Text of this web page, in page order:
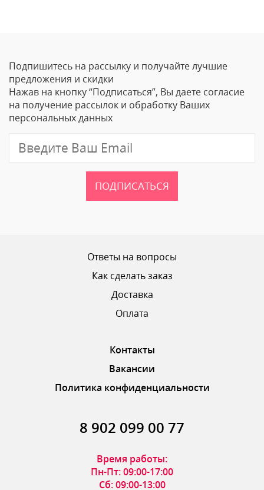
Ваше Имя
Email
ОТПРАВИТЬ ОТЗЫВ
Подпишитесь на рассылку и получайте лучшие
предложения и скидки
Нажав на кнопку “Подписаться”, Вы даете согласие
на получение рассылок и обработку Ваших
персональных данных
ПОДПИСАТЬСЯ
Ответы на вопросы
Как сделать заказ
Доставка
Оплата
Контакты
Вакансии
Политика конфиденциальности
8 902 099 00 77
Время работы:
Пн-Пт: 09:00-17:00
Сб: 09:00-13:00